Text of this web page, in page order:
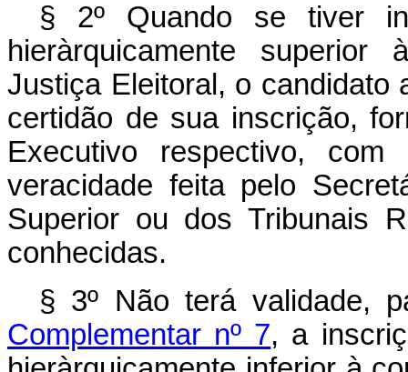
§ 2º Quando se tiver
hieràrquica­mente
Justiça Eleitoral, o can­didato
certidão de sua inscrição,
Executivo respectivo,
veracidade feita pelo
Superior ou dos Tribunais
conhecidas.
§ 3º Não terá validade,
Comple­mentar nº 7, a